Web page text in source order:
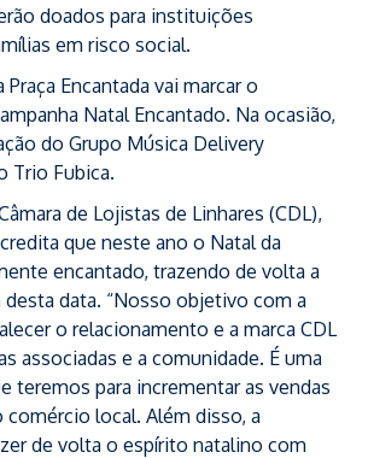
doados para instituições
em risco social.
Praça Encantada vai marcar o
Natal Encantado. Na ocasião,
do Grupo Música Delivery
Trio Fubica.
de Lojistas de Linhares (CDL),
que neste ano o Natal da
encantado, trazendo de volta a
desta data. “Nosso objetivo com a
o relacionamento e a marca CDL
associadas e a comunidade. É uma
teremos para incrementar as vendas
comércio local. Além disso, a
de volta o espírito natalino com